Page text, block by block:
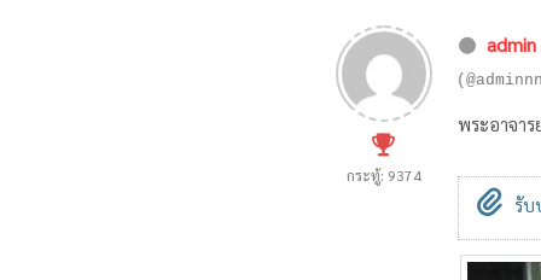
กระทู้: 9374
admin
พระอาจา
รับ